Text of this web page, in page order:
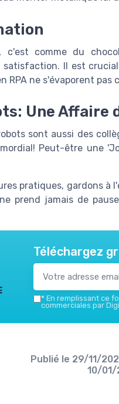
c'est comme du
Il est
RPA ne s'évaporent
Une Affaire
sont aussi des
Peut-être une
pratiques, gardons
prend jamais de
Téléchargez
* En remplissant ce
commerciales par
Publié le 29/11/
10/01/